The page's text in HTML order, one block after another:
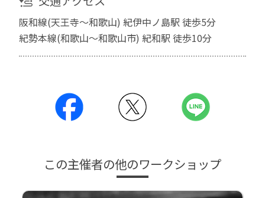
阪和線(天王寺～和歌山) 紀伊中ノ島駅 徒歩5分
紀勢本線(和歌山～和歌山市) 紀和駅 徒歩10分
この主催者の他のワークショップ